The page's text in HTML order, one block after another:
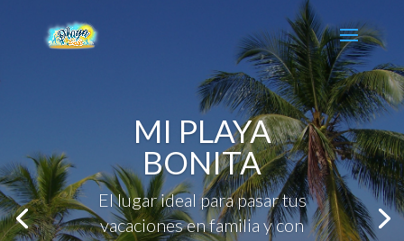
MI PLAYA
BONITA
El lugar ideal para pasar tus
vacaciones en familia y con